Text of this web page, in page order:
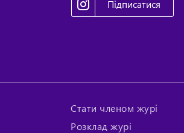
Підписатися
Стати членом журі
Розклад журі